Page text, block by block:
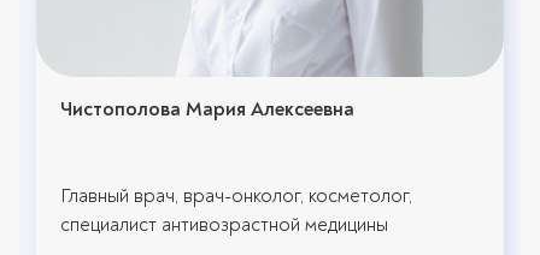
Чистополова Мария Алексеевна
Главный врач, врач-онколог, косметолог,
специалист антивозрастной медицины